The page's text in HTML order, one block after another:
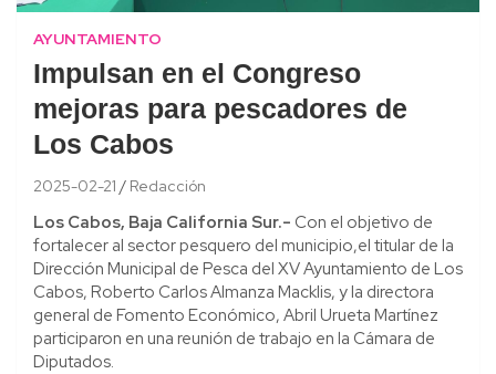
AYUNTAMIENTO
Impulsan en el Congreso
mejoras para pescadores de
Los Cabos
2025-02-21 Redacción
Los Cabos, Baja California Sur.- Con el objetivo de
fortalecer al sector pesquero del municipio,el titular de la
Dirección Municipal de Pesca del XV Ayuntamiento de Los
Cabos, Roberto Carlos Almanza Macklis, y la directora
general de Fomento Económico, Abril Urueta Martínez
participaron en una reunión de trabajo en la Cámara de
Diputados.